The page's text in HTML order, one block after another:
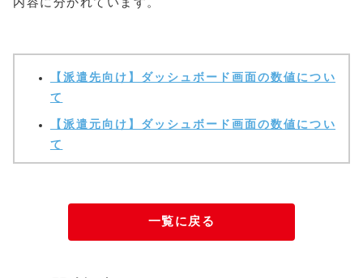
内容に分かれています。
【派遣先向け】ダッシュボード画面の数値につい
て
【派遣元向け】ダッシュボード画面の数値につい
て
一覧に戻る